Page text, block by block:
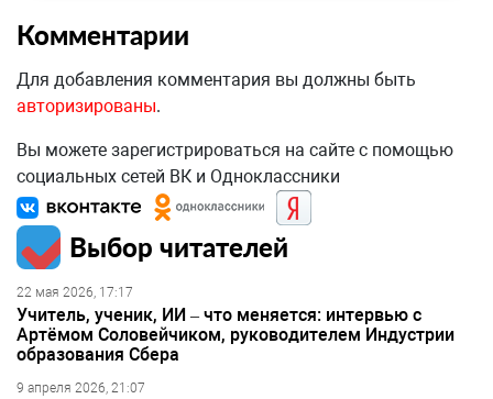
Комментарии
Для добавления комментария вы должны быть
авторизированы.
Вы можете зарегистрироваться на сайте с помощью
социальных сетей ВК и Одноклассники
Выбор читателей
22 мая 2026, 17:17
Учитель, ученик, ИИ – что меняется: интервью с
Артёмом Соловейчиком, руководителем Индустрии
образования Сбера
9 апреля 2026, 21:07